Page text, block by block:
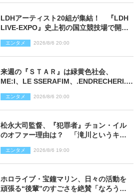
LDHアーティスト20組が集結！ 『LDH
LIVE‐EXPO』史上初の国立競技場で開催
エンタメ 2026/8/6 20:00
来週の『ＳＴＡＲ』は緑黄色社会、
ME:I、LE SSERAFIM、.ENDRECHERI.が
エンタメ 2026/8/6 20:00
松永大司監督、『犯罪者』チョン・イル
のオファー理由は？ 「滝川というキャ
かった」
エンタメ 2026/8/6 19:00
ホロライブ・宝鐘マリン、日々の活動を
頑張る“後輩”のすごさを絶賛「なろう系